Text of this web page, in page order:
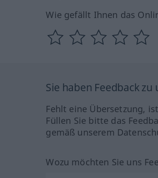
Wie gefällt Ihnen das
Sie haben Feedback
Fehlt eine Übersetzung,
Füllen Sie bitte das
gemäß unserem
Wozu möchten Sie uns